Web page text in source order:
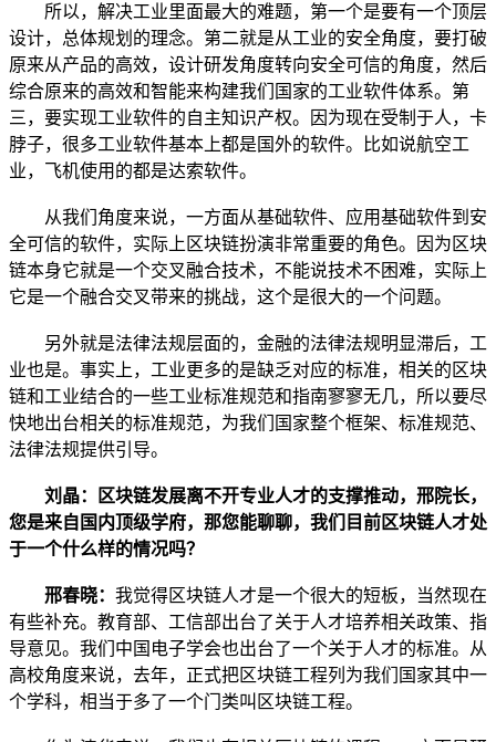
所以，解决工业里面最大的难题，第一个是要有一个顶层
设计，总体规划的理念。第二就是从工业的安全角度，要打破
原来从产品的高效，设计研发角度转向安全可信的角度，然后
综合原来的高效和智能来构建我们国家的工业软件体系。第
三，要实现工业软件的自主知识产权。因为现在受制于人，卡
脖子，很多工业软件基本上都是国外的软件。比如说航空工
业，飞机使用的都是达索软件。
从我们角度来说，一方面从基础软件、应用基础软件到安
全可信的软件，实际上区块链扮演非常重要的角色。因为区块
链本身它就是一个交叉融合技术，不能说技术不困难，实际上
它是一个融合交叉带来的挑战，这个是很大的一个问题。
另外就是法律法规层面的，金融的法律法规明显滞后，工
业也是。事实上，工业更多的是缺乏对应的标准，相关的区块
链和工业结合的一些工业标准规范和指南寥寥无几，所以要尽
快地出台相关的标准规范，为我们国家整个框架、标准规范、
法律法规提供引导。
刘晶：区块链发展离不开专业人才的支撑推动，邢院长，
您是来自国内顶级学府，那您能聊聊，我们目前区块链人才处
于一个什么样的情况吗？
邢春晓： 我觉得区块链人才是一个很大的短板，当然现在
有些补充。教育部、工信部出台了关于人才培养相关政策、指
导意见。我们中国电子学会也出台了一个关于人才的标准。从
高校角度来说，去年，正式把区块链工程列为我们国家其中一
个学科，相当于多了一个门类叫区块链工程。